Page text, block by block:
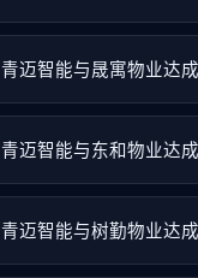
青迈智能与晟寓物业达
青迈智能与东和物业达
青迈智能与树勤物业达